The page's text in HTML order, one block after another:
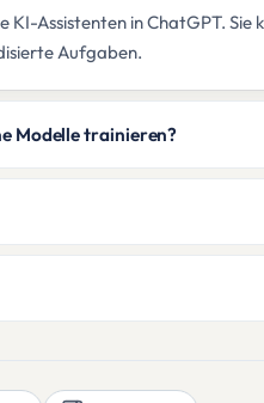
KI-Assistenten in ChatGPT.
Aufgaben.
Modelle trainieren?